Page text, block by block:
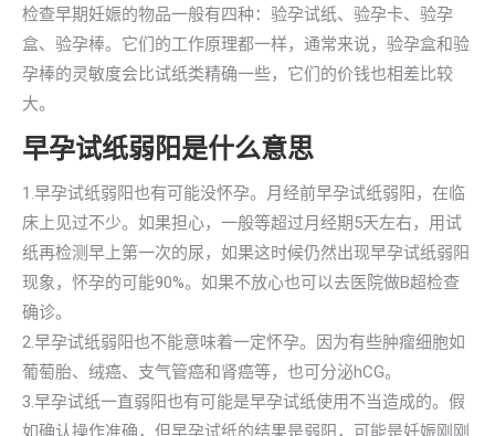
检查早期妊娠的物品一般有四种：验孕试纸、验孕卡、验孕
盒、验孕棒。它们的工作原理都一样，通常来说，验孕盒和验
孕棒的灵敏度会比试纸类精确一些，它们的价钱也相差比较
大。
早孕试纸弱阳是什么意思
1.早孕试纸弱阳也有可能没怀孕。月经前早孕试纸弱阳，在临
床上见过不少。如果担心，一般等超过月经期5天左右，用试
纸再检测早上第一次的尿，如果这时候仍然出现早孕试纸弱阳
现象，怀孕的可能90%。如果不放心也可以去医院做B超检查
确诊。
2.早孕试纸弱阳也不能意味着一定怀孕。因为有些肿瘤细胞如
葡萄胎、绒癌、支气管癌和肾癌等，也可分泌hCG。
3.早孕试纸一直弱阳也有可能是早孕试纸使用不当造成的。假
如确认操作准确，但早孕试纸的结果是弱阳，可能是妊娠刚刚